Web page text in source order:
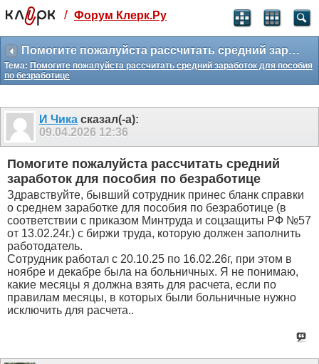
Святые угодники, Клерк без рекламы
прекрасен:)
месяц
99 ₽
259 ₽
-10%
полгода
499
-15%
Отмена Оплатить
/ Форум Клерк.Ру
Помогите пожалуйста рассчитать средний заработок для пособия по безработице
Тема: Помогите пожалуйста рассчитать средний заработок для пособия
по безработице
И Чика сказал(-а):
09.04.2026 12:36
Помогите пожалуйста рассчитать средний
заработок для пособия по безработице
Здравствуйте, бывший сотрудник принес бланк справки
о среднем заработке для пособия по безработице (в
соответствии с приказом Минтруда и соцзащиты РФ №57
от 13.02.24г.) с биржи труда, которую должен заполнить
работодатель.
Сотрудник работал с 20.10.25 по 16.02.26г, при этом в
ноябре и декабре была на больничных. Я не понимаю,
какие месяцы я должна взять для расчета, если по
правилам месяцы, в которых были больничные нужно
исключить для расчета..